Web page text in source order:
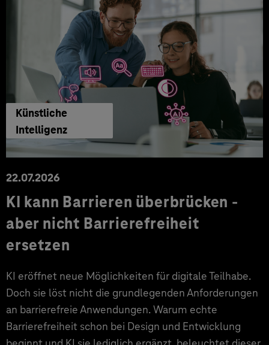
Künstliche
Intelligenz
22.07.2026
KI kann Barrieren überbrücken -
aber nicht Barrierefreiheit
ersetzen
KI eröffnet neue Möglichkeiten für digitale Teilhabe.
Doch sie löst nicht die grundlegenden Anforderungen
an barrierefreie Anwendungen. Warum echte
Barrierefreiheit schon bei Design und Entwicklung